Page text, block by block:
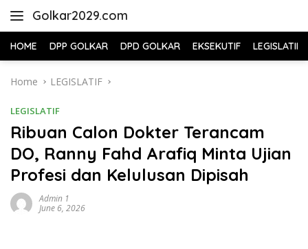
Golkar2029.com
HOME DPP GOLKAR DPD GOLKAR EKSEKUTIF LEGISLATIF
Home LEGISLATIF
LEGISLATIF
Ribuan Calon Dokter Terancam
DO, Ranny Fahd Arafiq Minta Ujian
Profesi dan Kelulusan Dipisah
Admin 1
June 6, 2026